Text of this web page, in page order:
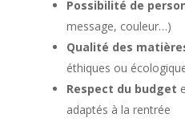
Possibilité de
message, couleur…)
Qualité des
éthiques ou
Respect du budget
adaptés à la rentrée